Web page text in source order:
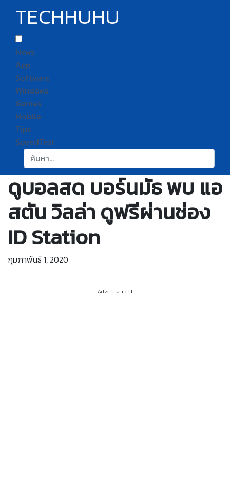
TECHHUHU
News
App
Software
Windows
Games
Mobile
Tips
SpeedTest
ค้นหา:
ดูบอลสด บอร์นมัธ พบ แอ
สตัน วิลล่า ดูฟรีผ่านช่อง
ID Station
กุมภาพันธ์ 1, 2020
Advertisement